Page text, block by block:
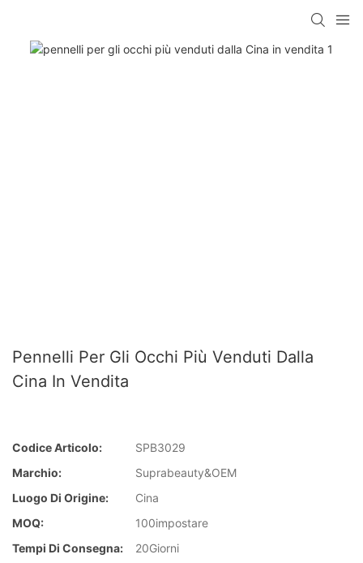
Pennelli Per Gli Occhi Più Venduti Dalla
Cina In Vendita
Codice Articolo:
SPB3029
Marchio:
Suprabeauty&OEM
Luogo Di Origine:
Cina
MOQ:
100impostare
Tempi Di Consegna:
20Giorni